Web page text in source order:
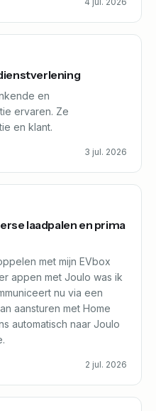
en
ervaren. Ze
en klant.
3 jul. 2026
laadpalen en prima
met mijn EVbox
appen met Joulo was ik
nu via een
aansturen met Home
automatisch naar Joulo
2 jul. 2026